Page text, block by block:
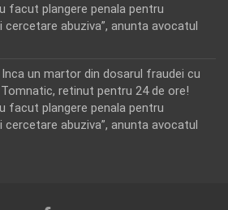
facut plangere penala pentru
cercetare abuziva”, anunta avocatul
Inca un martor din dosarul fraudei cu
retinut pentru 24 de ore!
facut plangere penala pentru
cercetare abuziva”, anunta avocatul